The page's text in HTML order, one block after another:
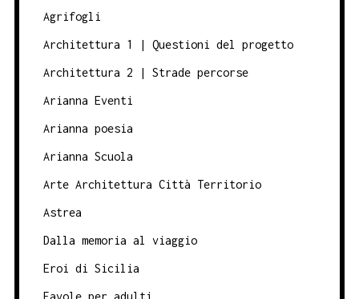
Agrifogli
Architettura 1 | Questioni del progetto
Architettura 2 | Strade percorse
Arianna Eventi
Arianna poesia
Arianna Scuola
Arte Architettura Città Territorio
Astrea
Dalla memoria al viaggio
Eroi di Sicilia
Favole per adulti